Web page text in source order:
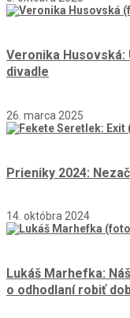
Veronika
divadle
26. marca 2025
Prieniky 2024:
14. októbra 2024
Lukáš Marhefka:
o odhodlaní robiť